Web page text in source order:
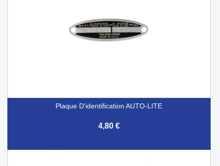
Plaque D'identification AUTO-LITE
4,80 €